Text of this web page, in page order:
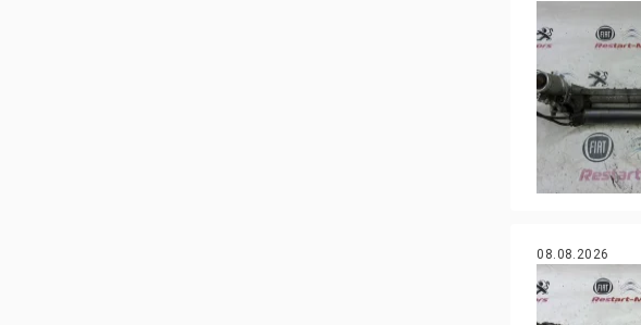
08.08.2026